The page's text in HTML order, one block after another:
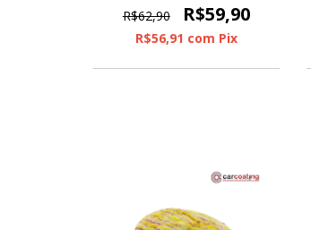
R$62,90 R$59,90
R$56,91 com Pix